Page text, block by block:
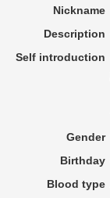
Nickname
Description
Self introduction
Gender
Birthday
Blood type